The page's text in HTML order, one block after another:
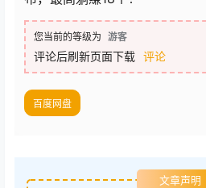
您当前的等级为 游客
评论后刷新页面下载 评论
百度网盘
文章声明